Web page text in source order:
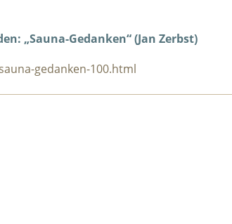
„Sauna-Gedanken“ (Jan Zerbst)
gedanken-100.html